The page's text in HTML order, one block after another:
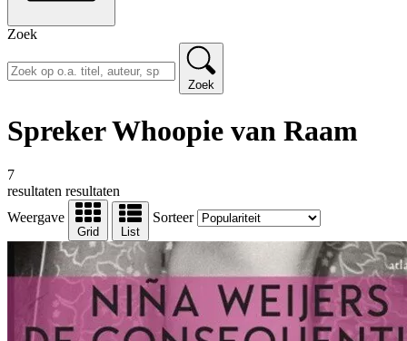
Zoek
Zoek
Spreker Whoopie van Raam
7
resultaten resultaten
Weergave
Grid List
Sorteer